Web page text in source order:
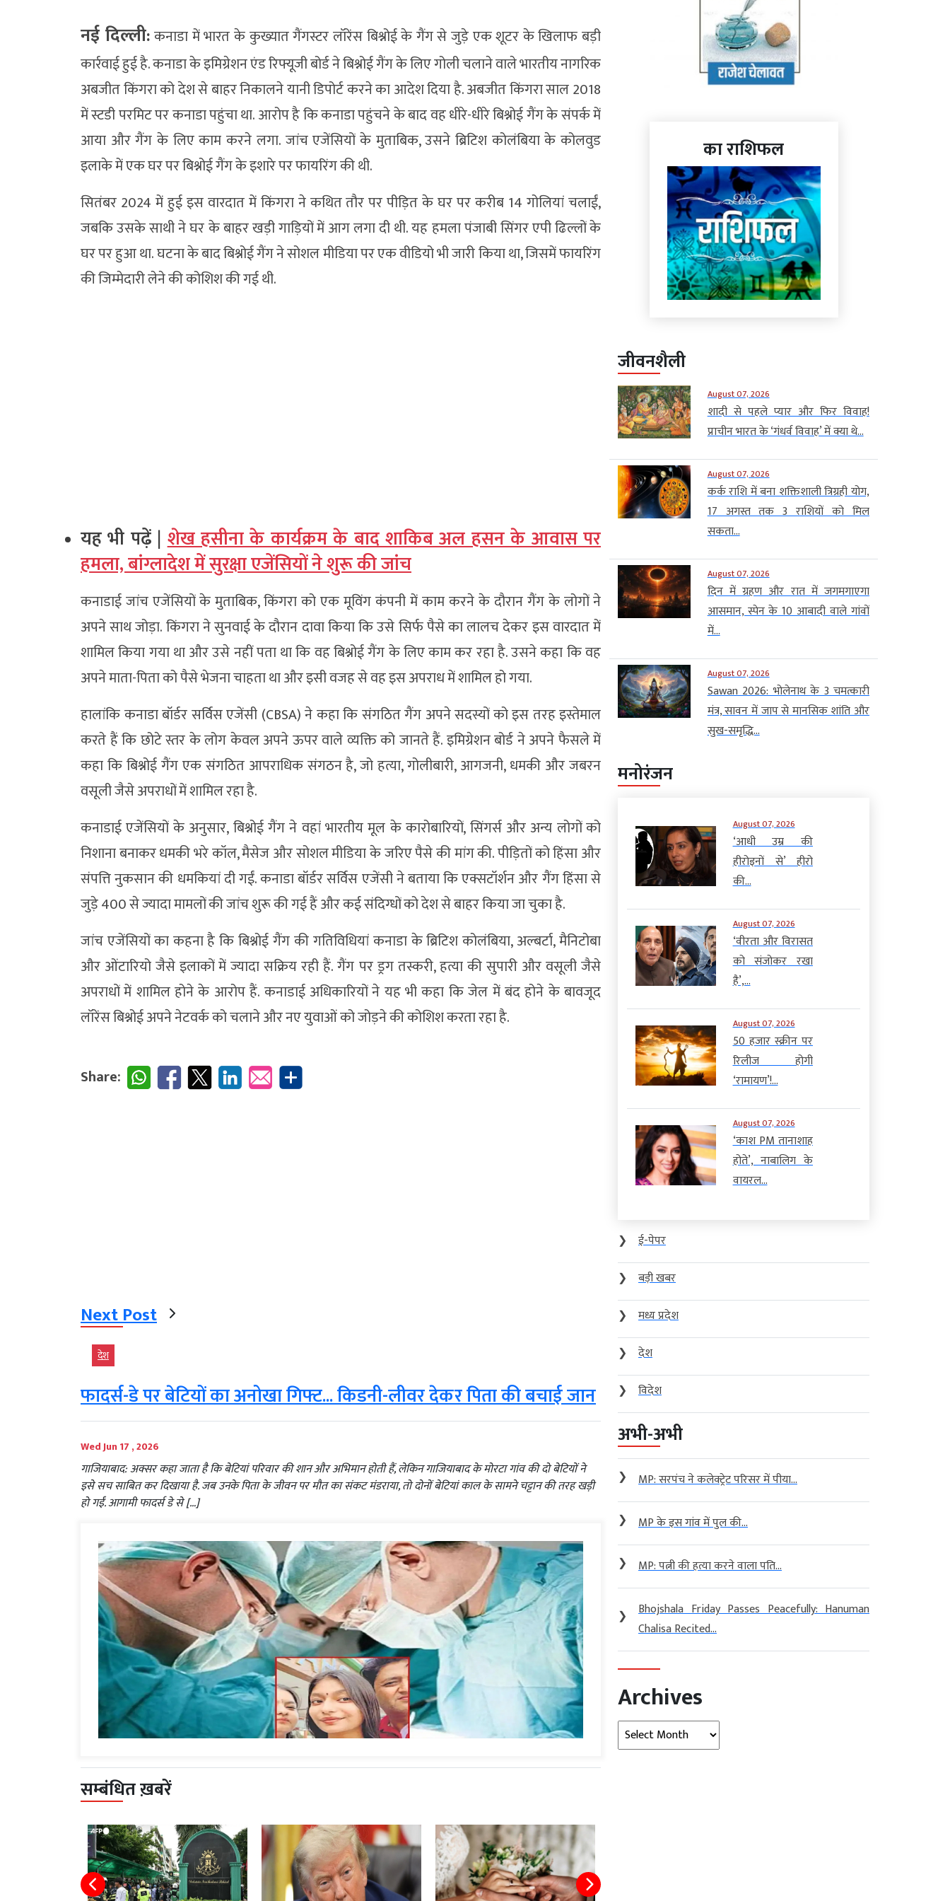
नई दिल्ली:कनाडा में भारत के कुख्यात गैंगस्टर लॉरेंस बिश्नोई के गैंग से जुड़े एक शूटर के खिलाफ बड़ी
कार्रवाई हुई है. कनाडा के इमिग्रेशन एंड रिफ्यूजी बोर्ड ने बिश्नोई गैंग के लिए गोली चलाने वाले भारतीय नागरिक
अबजीत किंगरा को देश से बाहर निकालने यानी डिपोर्ट करने का आदेश दिया है. अबजीत किंगरा साल 2018
में स्टडी परमिट पर कनाडा पहुंचा था. आरोप है कि कनाडा पहुंचने के बाद वह धीरे-धीरे बिश्नोई गैंग के संपर्क में
आया और गैंग के लिए काम करने लगा. जांच एजेंसियों के मुताबिक, उसने ब्रिटिश कोलंबिया के कोलवुड
इलाके में एक घर पर बिश्नोई गैंग के इशारे पर फायरिंग की थी.
सितंबर 2024 में हुई इस वारदात में किंगरा ने कथित तौर पर पीड़ित के घर पर करीब 14 गोलियां चलाईं,
जबकि उसके साथी ने घर के बाहर खड़ी गाड़ियों में आग लगा दी थी. यह हमला पंजाबी सिंगर एपी ढिल्लों के
घर पर हुआ था. घटना के बाद बिश्नोई गैंग ने सोशल मीडिया पर एक वीडियो भी जारी किया था, जिसमें फायरिंग
की जिम्मेदारी लेने की कोशिश की गई थी.
यह भी पढ़ें |शेख हसीना के कार्यक्रम के बाद शाकिब अल हसन के आवास पर
हमला, बांग्लादेश में सुरक्षा एजेंसियों ने शुरू की जांच
कनाडाई जांच एजेंसियों के मुताबिक, किंगरा को एक मूविंग कंपनी में काम करने के दौरान गैंग के लोगों ने
अपने साथ जोड़ा. किंगरा ने सुनवाई के दौरान दावा किया कि उसे सिर्फ पैसे का लालच देकर इस वारदात में
शामिल किया गया था और उसे नहीं पता था कि वह बिश्नोई गैंग के लिए काम कर रहा है. उसने कहा कि वह
अपने माता-पिता को पैसे भेजना चाहता था और इसी वजह से वह इस अपराध में शामिल हो गया.
हालांकि कनाडा बॉर्डर सर्विस एजेंसी (CBSA) ने कहा कि संगठित गैंग अपने सदस्यों को इस तरह इस्तेमाल
करते हैं कि छोटे स्तर के लोग केवल अपने ऊपर वाले व्यक्ति को जानते हैं. इमिग्रेशन बोर्ड ने अपने फैसले में
कहा कि बिश्नोई गैंग एक संगठित आपराधिक संगठन है, जो हत्या, गोलीबारी, आगजनी, धमकी और जबरन
वसूली जैसे अपराधों में शामिल रहा है.
कनाडाई एजेंसियों के अनुसार, बिश्नोई गैंग ने वहां भारतीय मूल के कारोबारियों, सिंगर्स और अन्य लोगों को
निशाना बनाकर धमकी भरे कॉल, मैसेज और सोशल मीडिया के जरिए पैसे की मांग की. पीड़ितों को हिंसा और
संपत्ति नुकसान की धमकियां दी गईं. कनाडा बॉर्डर सर्विस एजेंसी ने बताया कि एक्सटॉर्शन और गैंग हिंसा से
जुड़े 400 से ज्यादा मामलों की जांच शुरू की गई हैं और कई संदिग्धों को देश से बाहर किया जा चुका है.
जांच एजेंसियों का कहना है कि बिश्नोई गैंग की गतिविधियां कनाडा के ब्रिटिश कोलंबिया, अल्बर्टा, मैनिटोबा
और ओंटारियो जैसे इलाकों में ज्यादा सक्रिय रही हैं. गैंग पर ड्रग तस्करी, हत्या की सुपारी और वसूली जैसे
अपराधों में शामिल होने के आरोप हैं. कनाडाई अधिकारियों ने यह भी कहा कि जेल में बंद होने के बावजूद
लॉरेंस बिश्नोई अपने नेटवर्क को चलाने और नए युवाओं को जोड़ने की कोशिश करता रहा है.
Share:
Next Post
देश
फादर्स-डे पर बेटियों का अनोखा गिफ्ट... किडनी-लीवर देकर पिता की बचाई जान
Wed Jun 17 , 2026
गाजियाबाद: अक्सर कहा जाता है कि बेटियां परिवार की शान और अभिमान होती हैं, लेकिन गाजियाबाद के मोरटा गांव की दो बेटियों ने
इसे सच साबित कर दिखाया है. जब उनके पिता के जीवन पर मौत का संकट मंडराया, तो दोनों बेटियां काल के सामने चट्टान की तरह खड़ी
हो गईं. आगामी फादर्स डे से […]
सम्बंधित ख़बरें
का राशिफल
जीवनशैली
August 07, 2026
शादी से पहले प्यार और फिर विवाह!
प्राचीन भारत के ‘गंधर्व विवाह’ में क्या थे...
August 07, 2026
कर्क राशि में बना शक्तिशाली त्रिग्रही योग,
17 अगस्त तक 3 राशियों को मिल
सकता...
August 07, 2026
दिन में ग्रहण और रात में जगमगाएगा
आसमान, स्पेन के 10 आबादी वाले गांवों
में...
August 07, 2026
Sawan 2026: भोलेनाथ के 3 चमत्कारी
मंत्र, सावन में जाप से मानसिक शांति और
सुख-समृद्धि...
मनोरंजन
August 07, 2026
‘आधी उम्र की
हीरोइनों से’ हीरो
की...
August 07, 2026
‘वीरता और विरासत
को संजोकर रखा
है’,...
August 07, 2026
50 हजार स्क्रीन पर
रिलीज होगी
‘रामायण’!...
August 07, 2026
‘काश PM तानाशाह
होते’, नाबालिग के
वायरल...
❯
ई-पेपर
❯
बड़ी खबर
❯
मध्य प्रदेश
❯
देश
❯
विदेश
अभी-अभी
❯ MP: सरपंच ने कलेक्ट्रेट परिसर में पीया...
❯ MP के इस गांव में पुल की...
❯ MP: पत्नी की हत्या करने वाला पति...
❯
Bhojshala Friday Passes Peacefully: Hanuman
Chalisa Recited...
Archives
Archives